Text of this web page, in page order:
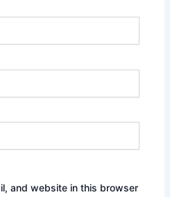
and website in this browser